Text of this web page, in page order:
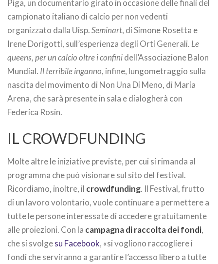
Piga, un documentario girato in occasione delle finali del
campionato italiano di calcio per non vedenti
organizzato dalla Uisp.Seminart, di Simone Rosetta e
Irene Dorigotti, sull’esperienza degli Orti Generali. Le
queens, per un calcio oltre i confinidell’Associazione Balon
Mundial. Il terribile inganno, infine, lungometraggio sulla
nascita del movimento di Non Una Di Meno, di Maria
Arena, che sarà presente in sala e dialogherà con
Federica Rosin.
IL CROWDFUNDING
Molte altre le iniziative previste, per cui si rimanda al
programma che può visionare sul sito del festival.
Ricordiamo, inoltre, il crowdfunding. Il Festival, frutto
di un lavoro volontario, vuole continuare a permettere a
tutte le persone interessate di accedere gratuitamente
alle proiezioni. Con la campagna di raccolta dei fondi,
che si svolgesu Facebook, «si vogliono raccogliere i
fondi che serviranno a garantire l’accesso libero a tutte